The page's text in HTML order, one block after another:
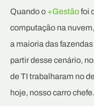
Quando o +Gestãofoi
computação na
a maioria das
partir desse cenário,
de TI trabalharam no
hoje, nosso carro chefe.